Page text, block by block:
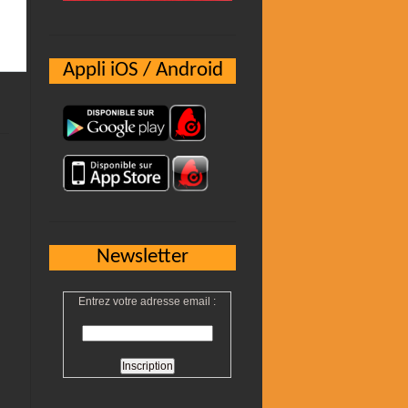
Appli iOS / Android
Newsletter
Entrez votre adresse email :